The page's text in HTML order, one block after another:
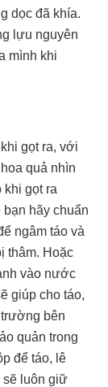
dọc đã khía.
lựu nguyên
mình khi
gọt ra, với
quả nhìn
khi gọt ra
hãy chuẩn
ngâm táo và
thâm. Hoặc
vào nước
giúp cho táo,
bên
quản trong
để táo, lê
sẽ luôn giữ